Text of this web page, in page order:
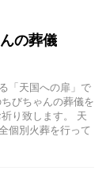
んの葬儀
「天国への扉」で
びちゃんの葬儀を
り致します。 天
個別火葬を行って